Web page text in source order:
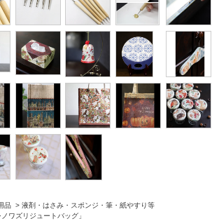
品 > 液剤・はさみ・スポンジ・筆・紙やすり等
ワズリジュートバッグ」